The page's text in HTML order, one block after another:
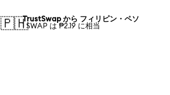
🇵🇭TrustSwap から フィリピン・ペソ
1 SWAP は ₱2.19 に相当